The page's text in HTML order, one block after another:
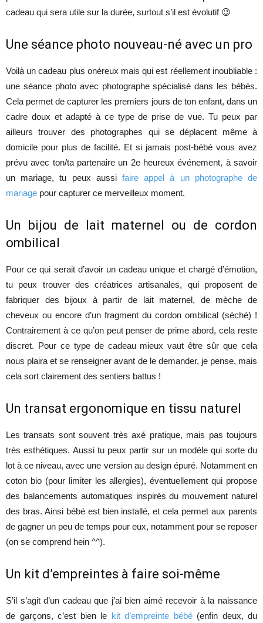
cadeau qui sera utile sur la durée, surtout s’il est évolutif 😉
Une séance photo nouveau-né avec un pro
Voilà un cadeau plus onéreux mais qui est réellement inoubliable :
une séance photo avec photographe spécialisé dans les bébés.
Cela permet de capturer les premiers jours de ton enfant, dans un
cadre doux et adapté à ce type de prise de vue. Tu peux par
ailleurs trouver des photographes qui se déplacent même à
domicile pour plus de facilité. Et si jamais post-bébé vous avez
prévu avec ton/ta partenaire un 2e heureux événement, à savoir
un mariage, tu peux aussi faire appel à un photographe de
mariage pour capturer ce merveilleux moment.
Un bijou de lait maternel ou de cordon
ombilical
Pour ce qui serait d’avoir un cadeau unique et chargé d’émotion,
tu peux trouver des créatrices artisanales, qui proposent de
fabriquer des bijoux à partir de lait maternel, de mèche de
cheveux ou encore d’un fragment du cordon ombilical (séché) !
Contrairement à ce qu’on peut penser de prime abord, cela reste
discret. Pour ce type de cadeau mieux vaut être sûr que cela
nous plaira et se renseigner avant de le demander, je pense, mais
cela sort clairement des sentiers battus !
Un transat ergonomique en tissu naturel
Les transats sont souvent très axé pratique, mais pas toujours
très esthétiques. Aussi tu peux partir sur un modèle qui sorte du
lot à ce niveau, avec une version au design épuré. Notamment en
coton bio (pour limiter les allergies), éventuellement qui propose
des balancements automatiques inspirés du mouvement naturel
des bras. Ainsi bébé est bien installé, et cela permet aux parents
de gagner un peu de temps pour eux, notamment pour se reposer
(on se comprend hein ^^).
Un kit d’empreintes à faire soi-même
S’il s’agit d’un cadeau que j’ai bien aimé recevoir à la naissance
de garçons, c’est bien le kit d’empreinte bébé(enfin deux, du